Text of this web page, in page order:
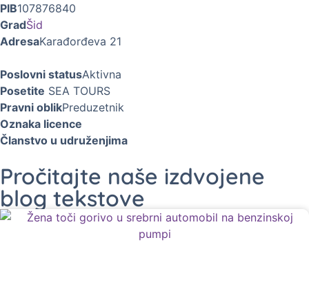
PIB107876840
GradŠid
AdresaKarađorđeva 21
Poslovni statusAktivna
Posetite SEA TOURS
Pravni oblikPreduzetnik
Oznaka licence
Članstvo u udruženjima
Pročitajte naše izdvojene
blog tekstove